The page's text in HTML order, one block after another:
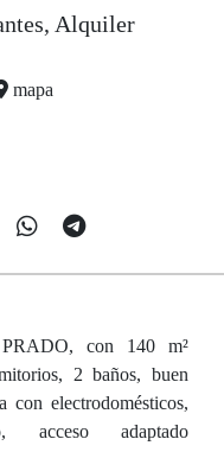
Alquiler
mapa
con 140 m²
2 baños, buen
con electrodomésticos,
acceso adaptado